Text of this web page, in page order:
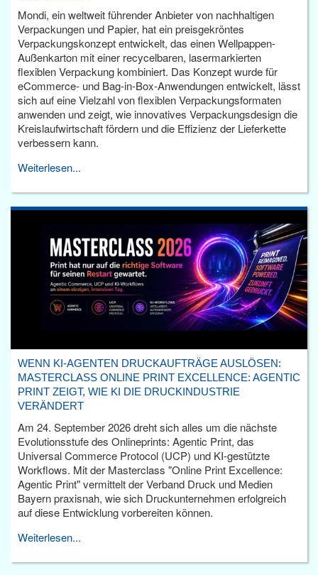
Mondi, ein weltweit führender Anbieter von nachhaltigen
Verpackungen und Papier, hat ein preisgekröntes
Verpackungskonzept entwickelt, das einen Wellpappen-
Außenkarton mit einer recycelbaren, lasermarkierten
flexiblen Verpackung kombiniert. Das Konzept wurde für
eCommerce- und Bag-in-Box-Anwendungen entwickelt, lässt
sich auf eine Vielzahl von flexiblen Verpackungsformaten
anwenden und zeigt, wie innovatives Verpackungsdesign die
Kreislaufwirtschaft fördern und die Effizienz der Lieferkette
verbessern kann.
Weiterlesen...
WENN KI-AGENTEN DRUCKAUFTRÄGE AUSLÖSEN:
MASTERCLASS ONLINE PRINT EXCELLENCE: AGENTIC
PRINT ZEIGT, WIE KI DIE DRUCKINDUSTRIE
VERÄNDERT
Am 24. September 2026 dreht sich alles um die nächste
Evolutionsstufe des Onlineprints: Agentic Print, das
Universal Commerce Protocol (UCP) und KI-gestützte
Workflows. Mit der Masterclass "Online Print Excellence:
Agentic Print" vermittelt der Verband Druck und Medien
Bayern praxisnah, wie sich Druckunternehmen erfolgreich
auf diese Entwicklung vorbereiten können.
Weiterlesen...